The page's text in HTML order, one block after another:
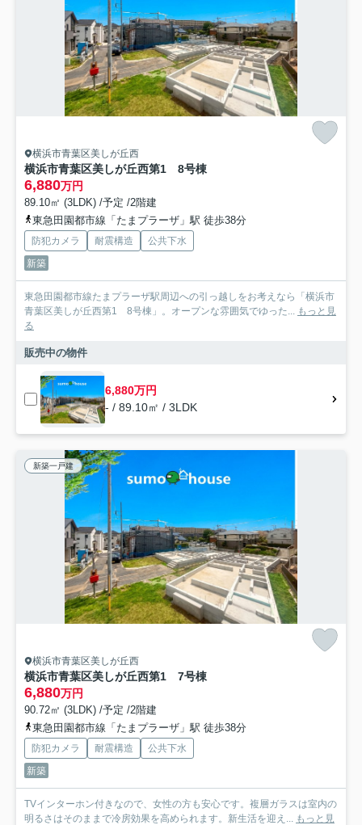
横浜市青葉区美しが丘西
横浜市青葉区美しが丘西第1 8号棟
6,880万円
89.10㎡ (3LDK) /予定 /2階建
東急田園都市線「たまプラーザ」駅 徒歩38分
防犯カメラ 耐震構造
公共下水
新築
東急田園都市線たまプラーザ駅周辺への引っ越しをお考えなら「横浜市
青葉区美しが丘西第1 8号棟」。オープンな雰囲気でゆった... もっと見
る
販売中の物件
6,880万円
- / 89.10㎡ / 3LDK
新築一戸建
横浜市青葉区美しが丘西
横浜市青葉区美しが丘西第1 7号棟
6,880万円
90.72㎡ (3LDK) /予定 /2階建
東急田園都市線「たまプラーザ」駅 徒歩38分
防犯カメラ 耐震構造
公共下水
新築
TVインターホン付きなので、女性の方も安心です。複層ガラスは室内の
明るさはそのままで冷房効果を高められます。新生活を迎え... もっと見